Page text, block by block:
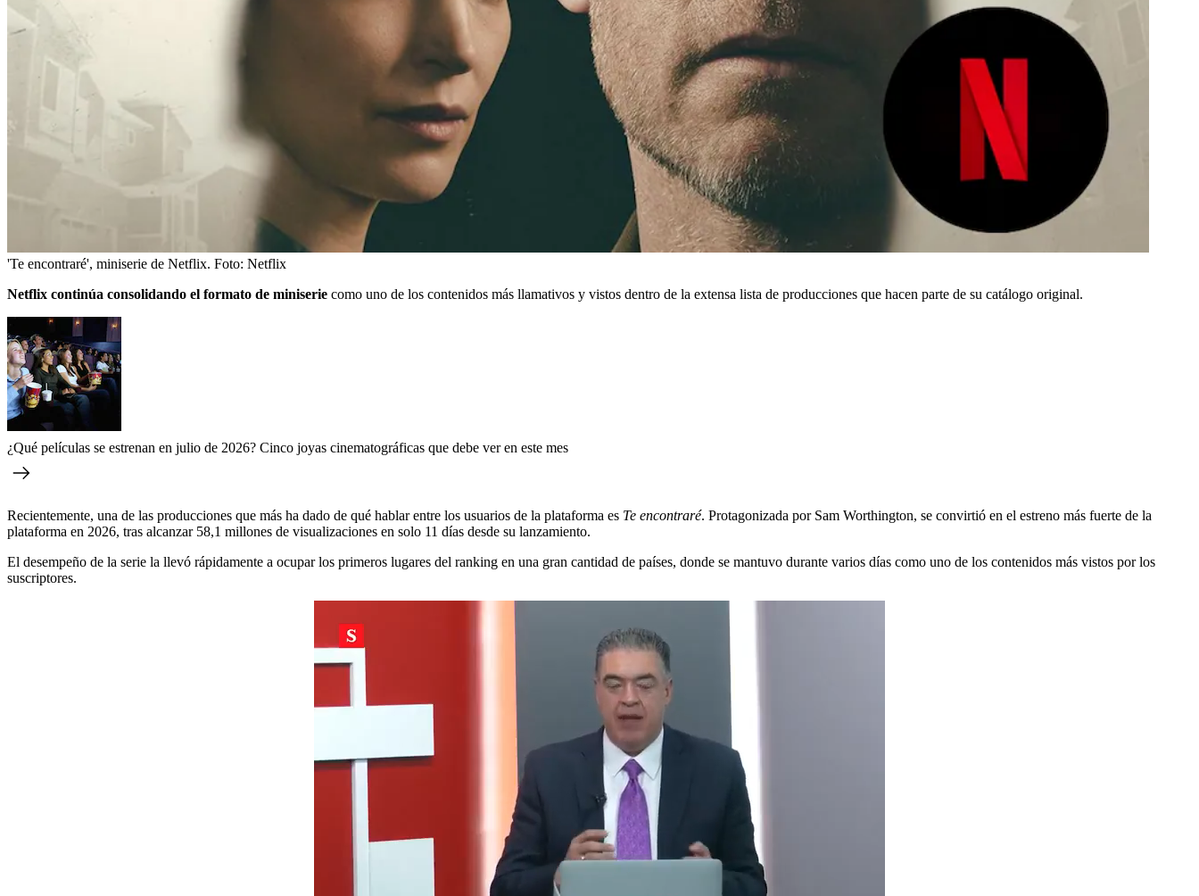
'Te encontraré', miniserie de Netflix. Foto: Netflix
Netflix continúa consolidando el formato de miniserie como uno de los contenidos más llamativos y vistos dentro de la extensa lista de producciones que hacen parte de su catálogo original.
¿Qué películas se estrenan en julio de 2026? Cinco joyas cinematográficas que debe ver en este mes
Recientemente, una de las producciones que más ha dado de qué hablar entre los usuarios de la plataforma es Te encontraré. Protagonizada por Sam Worthington, se convirtió en el estreno más fuerte de la
plataforma en 2026, tras alcanzar 58,1 millones de visualizaciones en solo 11 días desde su lanzamiento.
El desempeño de la serie la llevó rápidamente a ocupar los primeros lugares del ranking en una gran cantidad de países, donde se mantuvo durante varios días como uno de los contenidos más vistos por los
suscriptores.